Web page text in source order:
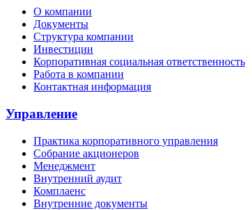
О компании
Документы
Структура компании
Инвестиции
Корпоративная социальная ответственность
Работа в компании
Контактная информация
Управление
Практика корпоративного управления
Собрание акционеров
Менеджмент
Внутренний аудит
Комплаенс
Внутренние документы